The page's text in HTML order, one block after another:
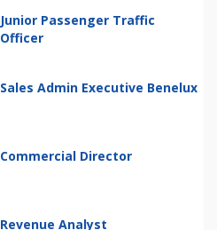
Junior Passenger Traffic
Officer
Sales Admin Executive Benelux
Commercial Director
Revenue Analyst